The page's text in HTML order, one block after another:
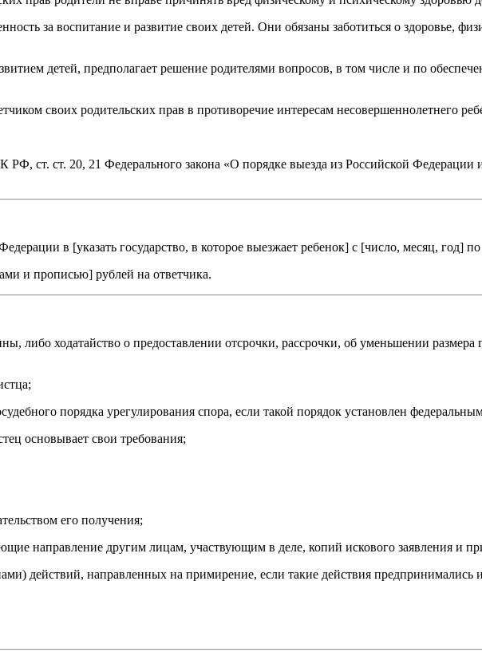
за воспитание и развитие своих детей. Они обязаны заботиться о здоровье,
детей, предполагает решение родителями вопросов, в том числе и по
своих родительских прав в противоречие интересам несовершеннолетнего
ст. ст. 20, 21 Федерального закона «О порядке выезда из Российской Федерации
в [указать государство, в которое выезжает ребенок] с [число, месяц, год]
и прописью] рублей на ответчика.
либо ходатайство о предоставлении отсрочки, рассрочки, об уменьшении
порядка урегулирования спора, если такой порядок установлен
основывает свои требования;
его получения;
направление другим лицам, участвующим в деле, копий искового заявления и
действий, направленных на примирение, если такие действия предпринимались